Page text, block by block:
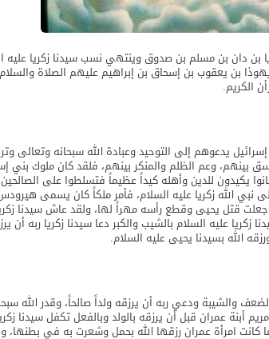
بن دان بن مسلم بن صدوق وينتهي نسب سيدنا زكريا عليه
بن يعقوب بن إسحاق بن إبراهيم عليهم الصلاة
الكريم.
يدعوهم إلى التوحيد وعبادة الله سبحانه وتعالى
بينهم، وعم الظلم والمنكر بينهم، فلقد كان ملوك بني
يكيدون للدين وأهله كيداً عظيماً فتسلطوا على
نبي الله زكريا عليه السلام، فأمر ملكاً كان يسمى
قتل يحيى وقطع رأسه مهراً لها، ولقد عاش سيدنا زكريا
زكريا عليه السلام بالشيب والكبر دعا سيدنا زكريا ربه أن
الله بسيدنا يحيى عليه السلام.
والشيبة ودعي ربه أن يرزقه ولداً صالحاً، وقدر الله
أبنة عمران قبل أن يرزقه بالولد وبالفعل تكفل سيدنا
كانت امرأة عمران رزقها الله بحمل وشعرت به في بطنها،